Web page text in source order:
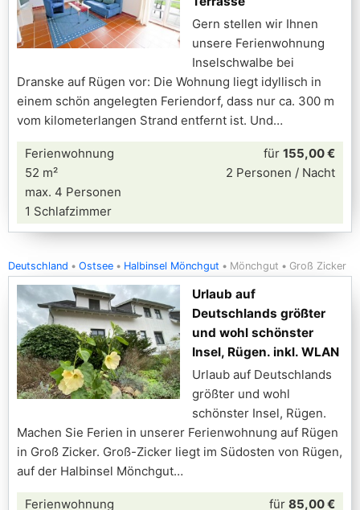
Gern stellen wir Ihnen
unsere Ferienwohnung
Inselschwalbe bei
Dranske auf Rügen vor: Die Wohnung liegt idyllisch in
einem schön angelegten Feriendorf, dass nur ca. 300 m
vom kilometerlangen Strand entfernt ist. Und
Ferienwohnung
52 m²
max. 4 Personen
1 Schlafzimmer
für 155,00 €
2 Personen / Nacht
Deutschland Ostsee Halbinsel Mönchgut Mönchgut Groß Zicker
Urlaub auf
Deutschlands größter
und wohl schönster
Insel, Rügen. inkl. WLAN
Urlaub auf Deutschlands
größter und wohl
schönster Insel, Rügen.
Machen Sie Ferien in unserer Ferienwohnung auf Rügen
in Groß Zicker. Groß-Zicker liegt im Südosten von Rügen,
auf der Halbinsel Mönchgut
Ferienwohnung für 85,00 €